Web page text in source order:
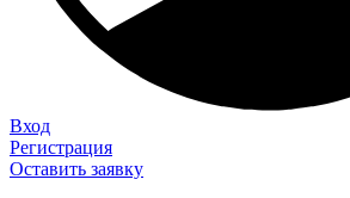
Вход
Регистрация
Оставить заявку